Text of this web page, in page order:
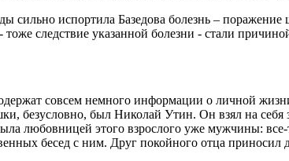
сильно испортила Базедова болезнь –
- тоже следствие указанной болезни - стали
совсем немного информации о личной
безусловно, был Николай Утин. Он взял на себя
любовницей этого взрослого уже мужчины:
бесед с ним. Друг покойного отца приносил